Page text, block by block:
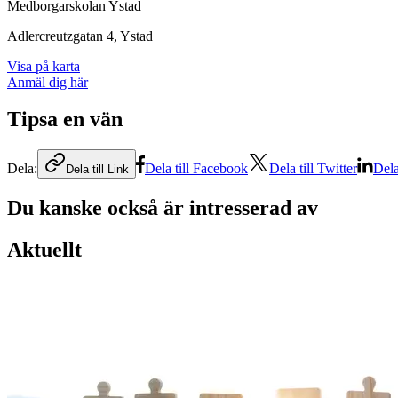
Medborgarskolan Ystad
Adlercreutzgatan 4, Ystad
Visa på karta
Anmäl dig här
Tipsa en vän
Dela: Dela till Link Dela till Facebook Dela till Twitter
Du kanske också är intresserad av
Aktuellt